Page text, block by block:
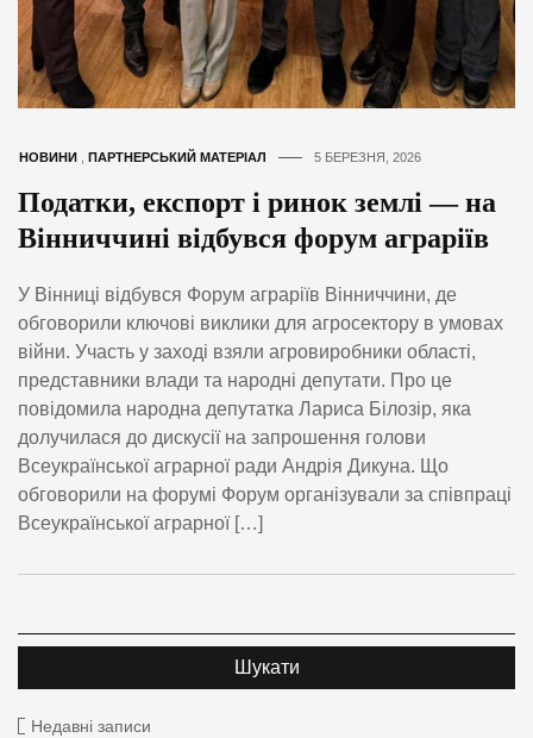
НОВИНИ ПАРТНЕРСЬКИЙ МАТЕРІАЛ 5 БЕРЕЗНЯ, 2026
Податки, експорт і ринок землі — на
Вінниччині відбувся форум аграріїв
У Вінниці відбувся Форум аграріїв Вінниччини, де
обговорили ключові виклики для агросектору в умовах
війни. Участь у заході взяли агровиробники області,
представники влади та народні депутати. Про це
повідомила народна депутатка Лариса Білозір, яка
долучилася до дискусії на запрошення голови
Всеукраїнської аграрної ради Андрія Дикуна. Що
обговорили на форумі Форум організували за співпраці
Всеукраїнської аграрної […]
Недавні записи